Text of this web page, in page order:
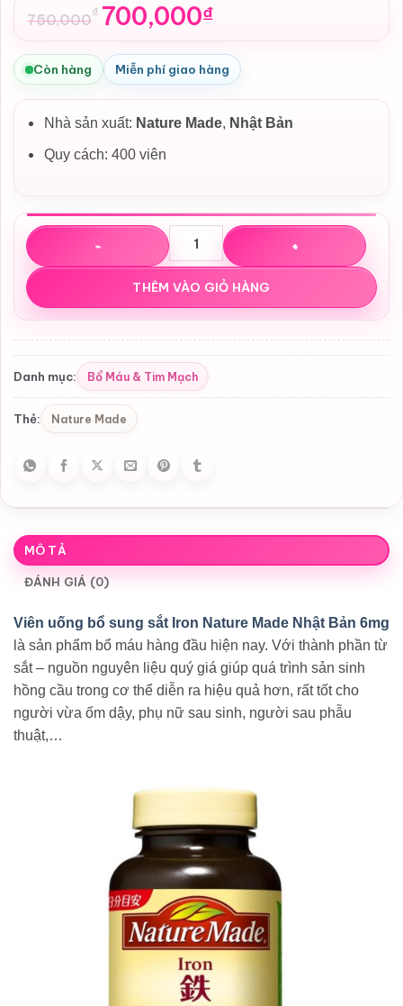
750,000₫
Giá
gốc
là:
750,000₫.
700,000₫
Giá
hiện
tại
là:
700,000₫.
Còn hàng Miễn phí giao hàng
Nhà sản xuất: Nature Made, Nhật Bản
Quy cách: 400 viên
Viên uống bổ sung sắt Nature Made Iron 6mg Nhật Bản
THÊM VÀO GIỎ HÀNG
Danh mục: Bổ Máu & Tim Mạch
Thẻ: Nature Made
MÔ TẢ
ĐÁNH GIÁ (0)
Viên uống bổ sung sắt Iron Nature Made Nhật Bản 6mg
là sản phẩm bổ máu hàng đầu hiện nay. Với thành phần từ
sắt – nguồn nguyên liệu quý giá giúp quá trình sản sinh
hồng cầu trong cơ thể diễn ra hiệu quả hơn, rất tốt cho
người vừa ốm dậy, phụ nữ sau sinh, người sau phẫu
thuật,…